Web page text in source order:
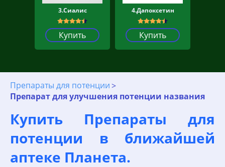
3.Сиалис
Купить
4.Дапоксетин
Купить
Препараты для потенции
Препарат для улучшения потенции названия
Купить Препараты для
потенции в ближайшей
аптеке Планета.